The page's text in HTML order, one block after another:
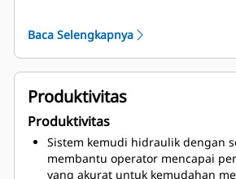
Kursi Cat Comfort, dengan desain
tinggi, bantalan berkontur ekstra
suspensi udara, tuas dan kontrol
dijangkau untuk penyetelan enam
implement yang dipasang di kursi
STIC yang bergerak bersama kursi.
Kursi lipat standar untuk
minuman, tempat penyimpanan,
pengaman lebar yang
Baca Selengkapnya
Produktivitas
Produktivitas
Sistem kemudi hidraulik dengan
membantu operator mencapai
yang akurat untuk kemudahan